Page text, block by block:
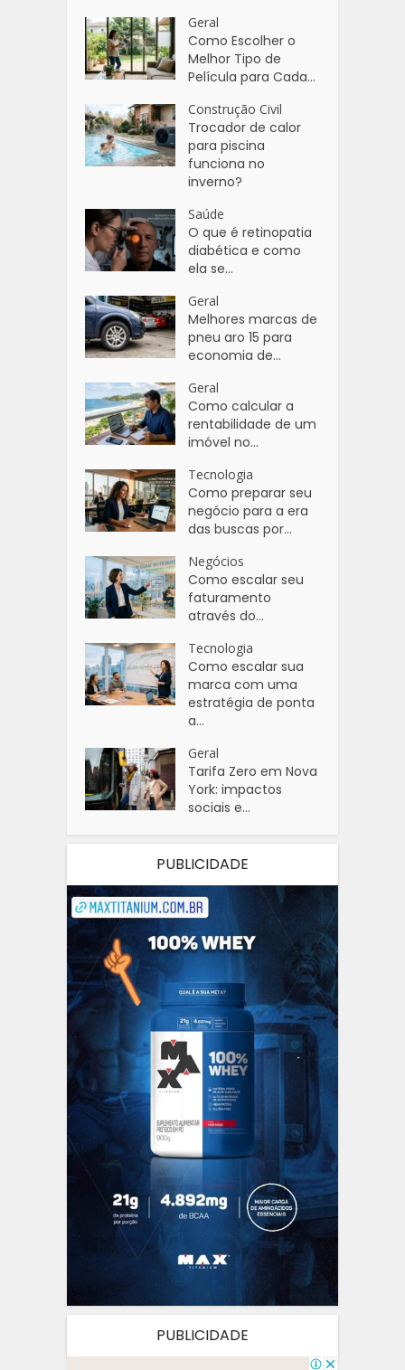
Geral
Como Escolher o
Melhor Tipo de
Película para Cada...
Construção Civil
Trocador de calor
para piscina
funciona no
inverno?
Saúde
O que é retinopatia
diabética e como
ela se...
Geral
Melhores marcas de
pneu aro 15 para
economia de...
Geral
Como calcular a
rentabilidade de um
imóvel no...
Tecnologia
Como preparar seu
negócio para a era
das buscas por...
Negócios
Como escalar seu
faturamento
através do...
Tecnologia
Como escalar sua
marca com uma
estratégia de ponta
a...
Geral
Tarifa Zero em Nova
York: impactos
sociais e...
PUBLICIDADE
PUBLICIDADE